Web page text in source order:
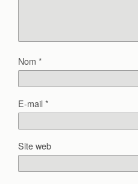
Nom *
E-mail*
Site web